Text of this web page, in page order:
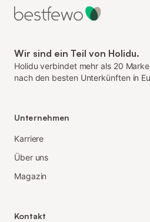
Wir sind ein Teil von Holidu.
Holidu verbindet mehr als 20
nach den besten Unterkünften in
Unternehmen
Karriere
Über uns
Magazin
Kontakt